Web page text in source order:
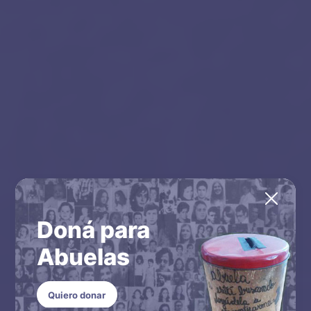
Doná para
Abuelas
Quiero donar